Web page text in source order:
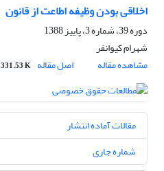
اخلاقی بودن وظیفه اطاعت از قانون
دوره 39، شماره 3، پاییز 1388
شهرام کیوانفر
مشاهده مقاله
اصل مقاله 331.53 K
مقالات آماده انتشار
شماره جاری